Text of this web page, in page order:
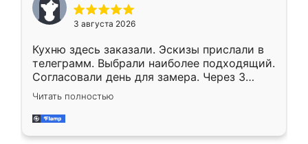
3 августа 2026
Кухню здесь заказали. Эскизы прислали в
телеграмм. Выбрали наиболее подходящий.
Согласовали день для замера. Через 3
недели кухня была уже готова. Остались
довольны работой. Спасибо Ренессанс
мебель за качественную работу!
Читать полностью